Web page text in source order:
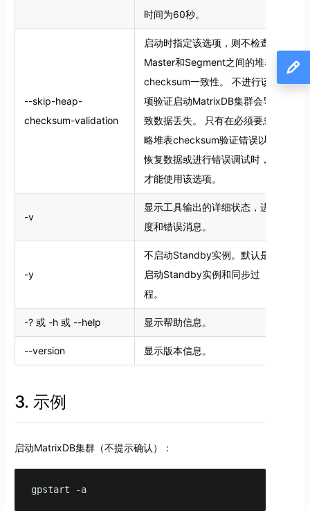
时间为60秒。
--skip-heap-
checksum-validation
启动时指定该选项，则不检查
Master和Segment之间的堆表
checksum一致性。 不进行该
项验证启动MatrixDB集群会导
致数据丢失。 只有在必须要忽
略堆表checksum验证错误以
恢复数据或进行错误调试时，
才能使用该选项。
-v
显示工具输出的详细状态，进
度和错误消息。
-y
不启动Standby实例。默认是
启动Standby实例和同步过
程。
-? 或 -h 或 --help 显示帮助信息。
--version 显示版本信息。
3. 示例
启动MatrixDB集群（不提示确认）：
gpstart -a